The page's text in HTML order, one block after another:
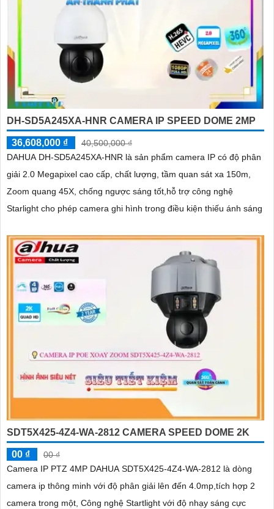
DH-SD5A245XA-HNR CAMERA IP SPEED DOME 2MP
36,608,000 ₫
40,500,000 ₫
DAHUA DH-SD5A245XA-HNR là sản phẩm camera IP có độ phân
giải 2.0 Megapixel cao cấp, chất lượng, tầm quan sát xa 150m,
Zoom quang 45X, chống ngược sáng tốt,hỗ trợ công nghệ
Starlight cho phép camera ghi hình trong điều kiện thiếu ánh sáng
SDT5X425-4Z4-WA-2812 CAMERA SPEED DOME 2K
00 ₫
00 ₫
Camera IP PTZ 4MP DAHUA SDT5X425-4Z4-WA-2812 là dòng
camera ip thông minh với độ phân giải lên đến 4.0mp,tích hợp 2
camera trong một, Công nghệ Startlight với độ nhạy sáng cực